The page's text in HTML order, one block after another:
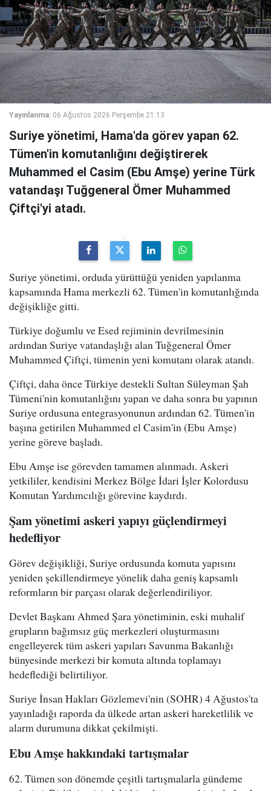
Yayınlanma: 06 Ağustos 2026 Perşembe 21:13
Suriye yönetimi, Hama'da görev yapan 62.
Tümen'in komutanlığını değiştirerek
Muhammed el Casim (Ebu Amşe) yerine Türk
vatandaşı Tuğgeneral Ömer Muhammed
Çiftçi'yi atadı.
Suriye yönetimi, orduda yürüttüğü yeniden yapılanma
kapsamında Hama merkezli 62. Tümen'in komutanlığında
değişikliğe gitti.
Türkiye doğumlu ve Esed rejiminin devrilmesinin
ardından Suriye vatandaşlığı alan Tuğgeneral Ömer
Muhammed Çiftçi, tümenin yeni komutanı olarak atandı.
Çiftçi, daha önce Türkiye destekli Sultan Süleyman Şah
Tümeni'nin komutanlığını yapan ve daha sonra bu yapının
Suriye ordusuna entegrasyonunun ardından 62. Tümen'in
başına getirilen Muhammed el Casim'in (Ebu Amşe)
yerine göreve başladı.
Ebu Amşe ise görevden tamamen alınmadı. Askeri
yetkililer, kendisini Merkez Bölge İdari İşler Kolordusu
Komutan Yardımcılığı görevine kaydırdı.
Şam yönetimi askeri yapıyı güçlendirmeyi
hedefliyor
Görev değişikliği, Suriye ordusunda komuta yapısını
yeniden şekillendirmeye yönelik daha geniş kapsamlı
reformların bir parçası olarak değerlendiriliyor.
Devlet Başkanı Ahmed Şara yönetiminin, eski muhalif
grupların bağımsız güç merkezleri oluşturmasını
engelleyerek tüm askeri yapıları Savunma Bakanlığı
bünyesinde merkezi bir komuta altında toplamayı
hedeflediği belirtiliyor.
Suriye İnsan Hakları Gözlemevi'nin (SOHR) 4 Ağustos'ta
yayınladığı raporda da ülkede artan askeri hareketlilik ve
alarm durumuna dikkat çekilmişti.
Ebu Amşe hakkındaki tartışmalar
62. Tümen son dönemde çeşitli tartışmalarla gündeme